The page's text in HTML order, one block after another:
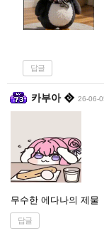
답글
카부아 26-06-
무수한 에다나의 제물
답글